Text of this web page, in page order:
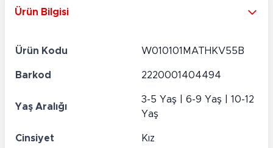
Ürün Bilgisi
Ürün Kodu W010101MATHKV55B
Barkod 2220001404494
Yaş Aralığı
3-5 Yaş | 6-9 Yaş | 10-12
Yaş
Cinsiyet Kız